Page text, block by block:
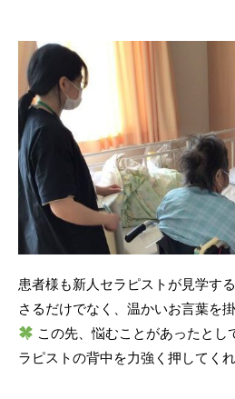
患者様も新人セラピストが見学す
さるだけでなく、温かいお言葉を
この先、悩むことがあったとし
ラピストの背中を力強く押してく